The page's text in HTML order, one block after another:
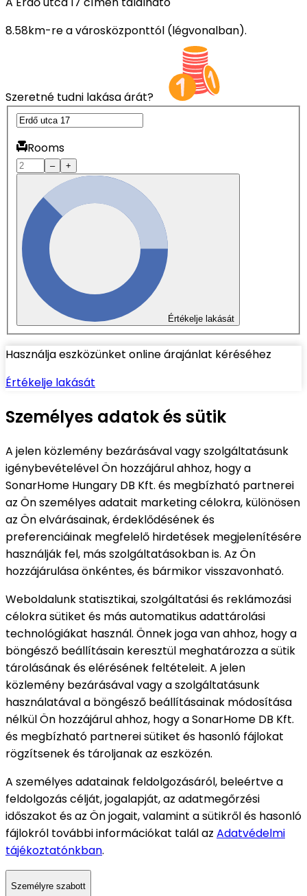
8.58km-re a városközponttól (légvonalban).
Szeretné tudni lakása árát?
Rooms
– +
Értékelje lakását
Használja eszközünket online árajánlat kéréséhez
Értékelje lakását
Személyes adatok és sütik
A jelen közlemény bezárásával vagy szolgáltatásunk
igénybevételével Ön hozzájárul ahhoz, hogy a
SonarHome Hungary DB Kft. és megbízható partnerei
az Ön személyes adatait marketing célokra, különösen
az Ön elvárásainak, érdeklődésének és
preferenciáinak megfelelő hirdetések megjelenítésére
használják fel, más szolgáltatásokban is. Az Ön
hozzájárulása önkéntes, és bármikor visszavonható.
Weboldalunk statisztikai, szolgáltatási és reklámozási
célokra sütiket és más automatikus adattárolási
technológiákat használ. Önnek joga van ahhoz, hogy a
böngésző beállításain keresztül meghatározza a sütik
tárolásának és elérésének feltételeit. A jelen
közlemény bezárásával vagy a szolgáltatásunk
használatával a böngésző beállításainak módosítása
nélkül Ön hozzájárul ahhoz, hogy a SonarHome DB Kft.
és megbízható partnerei sütiket és hasonló fájlokat
rögzítsenek és tároljanak az eszközén.
A személyes adatainak feldolgozásáról, beleértve a
feldolgozás célját, jogalapját, az adatmegőrzési
időszakot és az Ön jogait, valamint a sütikről és hasonló
fájlokról további információkat talál az Adatvédelmi
tájékoztatónkban.
Személyre szabott